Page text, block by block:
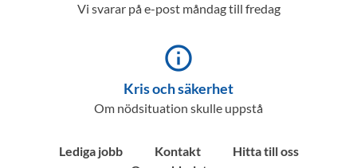
Vi svarar på e-post måndag till fredag
info_outline
Kris och säkerhet
Om nödsituation skulle uppstå
Lediga jobb Kontakt
Hitta till oss